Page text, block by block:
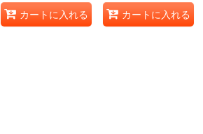
《赤》
カートに入れる カートに入れる